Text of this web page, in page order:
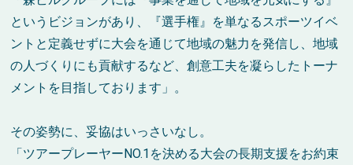
というビジョンがあり、『選手権』を単なるスポーツイベ
ントと定義せずに大会を通じて地域の魅力を発信し、地域
の人づくりにも貢献するなど、創意工夫を凝らしたトーナ
メントを目指しております」。
その姿勢に、妥協はいっさいなし。
「ツアープレーヤーNO.1を決める大会の長期支援をお約束